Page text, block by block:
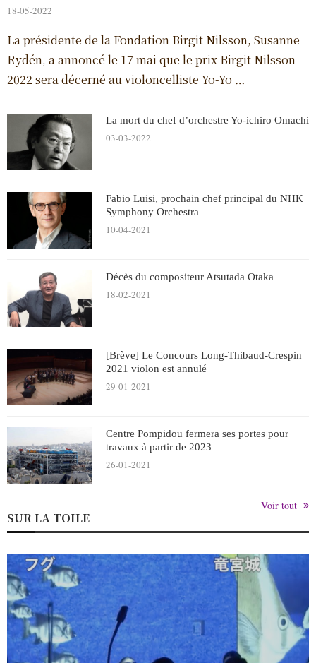
18-05-2022
La présidente de la Fondation Birgit Nilsson, Susanne
Rydén, a annoncé le 17 mai que le prix Birgit Nilsson
2022 sera décerné au violoncelliste Yo-Yo …
La mort du chef d’orchestre Yo-ichiro Omachi
03-03-2022
Fabio Luisi, prochain chef principal du NHK
Symphony Orchestra
10-04-2021
Décès du compositeur Atsutada Otaka
18-02-2021
[Brève] Le Concours Long-Thibaud-Crespin
2021 violon est annulé
29-01-2021
Centre Pompidou fermera ses portes pour
travaux à partir de 2023
26-01-2021
Voir tout
SUR LA TOILE